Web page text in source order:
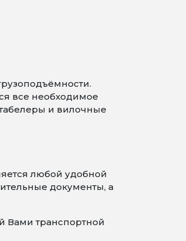
все необходимое
и вилочные
любой удобной
документы, а
Вами транспортной